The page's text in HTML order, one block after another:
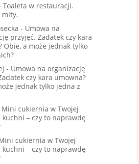
Toaleta w restauracji.
mity.
- Umowa na
przyjęć. Zadatek czy kara
Obie, a może jednak tylko
- Umowa na organizację
czy kara umowna?
jednak tylko jedna z
Mini cukiernia w Twojej
– czy to naprawdę
cukiernia w Twojej
– czy to naprawdę